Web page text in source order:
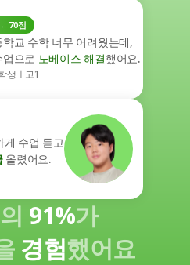
70점
학교 수학 너무 어려웠는데,
으로 노베이스 해결했어요.
생ㅣ고1
게 수업 듣고
올렸어요.
91%가
경험했어요